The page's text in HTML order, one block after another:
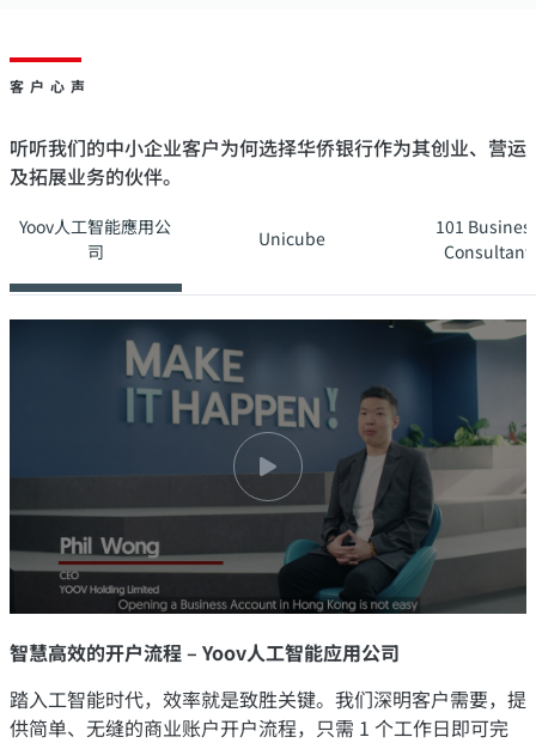
客户心声
听听我们的中小企业客户为何选择华侨银行作为其创业、营运
及拓展业务的伙伴。
Yoov人工智能應用公
司
Unicube
101
Consultant
智慧高效的开户流程 – Yoov人工智能应用公司
踏入工智能时代，效率就是致胜关键。我们深明客户需要，提
供简单、无缝的商业账户开户流程，只需 1 个工作日即可完